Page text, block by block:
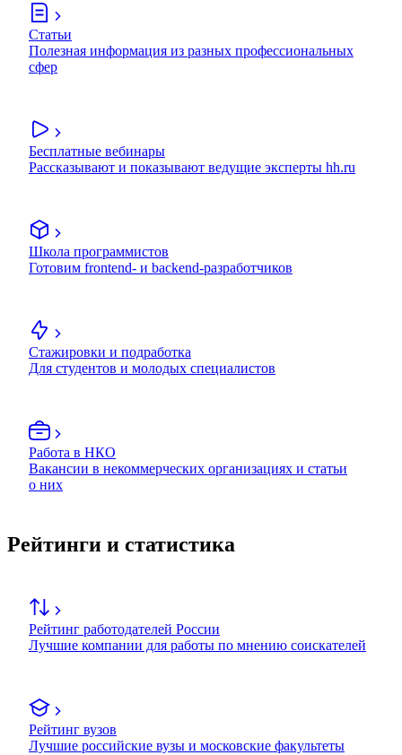
Статьи
Полезная информация из разных профессиональных
сфер
Бесплатные вебинары
Рассказывают и показывают ведущие эксперты hh.ru
Школа программистов
Готовим frontend- и backend-разработчиков
Стажировки и подработка
Для студентов и молодых специалистов
Работа в НКО
Вакансии в некоммерческих организациях и статьи
о них
Рейтинги и статистика
Рейтинг работодателей России
Лучшие компании для работы по мнению соискателей
Рейтинг вузов
Лучшие российские вузы и московские факультеты